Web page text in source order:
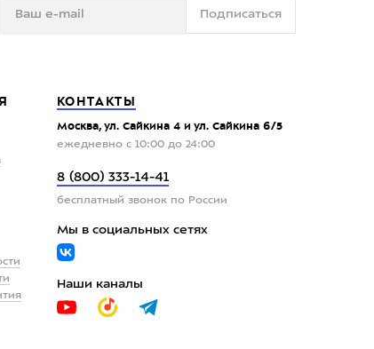
Подписаться
КОНТАКТЫ
Москва, ул. Сайкина 4 и ул. Сайкина 6/5
ежедневно с 10:00 до 24:00
8 (800) 333-14-41
бесплатный звонок по России
Мы в социальных сетях
Наши каналы